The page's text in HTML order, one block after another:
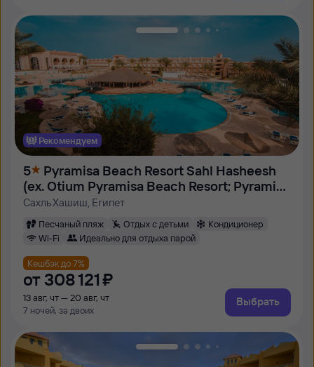
Рекомендуем
5
Pyramisa Beach Resort Sahl Hasheesh
(ex. Otium Pyramisa Beach Resort; Pyramisa
Sahl Hasheesh)
Сахль Хашиш, Египет
Песчаный пляж Отдых с детьми
Кондиционер
Wi-Fi
Идеально для отдыха парой
Кешбэк до 7%
от 308 ⁠121 ⁠₽
13 авг, чт — 20 авг, чт
7 ночей, за двоих
Выбрать